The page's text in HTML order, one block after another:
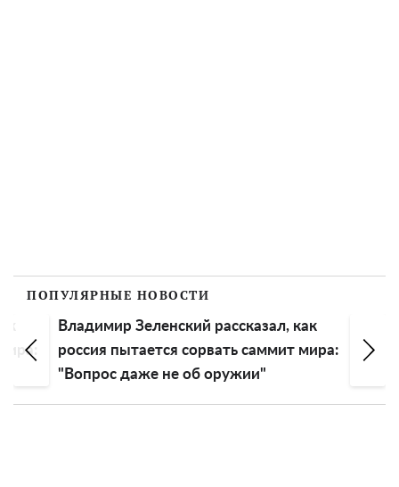
ПОПУЛЯРНЫЕ НОВОСТИ
мира:
Владимир Зеленский рассказал, как
россия пытается сорвать саммит мира:
"Вопрос даже не об оружии"